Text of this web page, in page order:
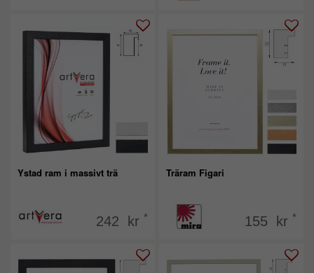
Ystad ram i massivt trä
242 kr *
Träram Figari
155 kr *